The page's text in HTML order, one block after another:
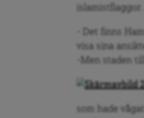
islamistflaggor.
– Det finns
visa sina
–Men staden
som hade